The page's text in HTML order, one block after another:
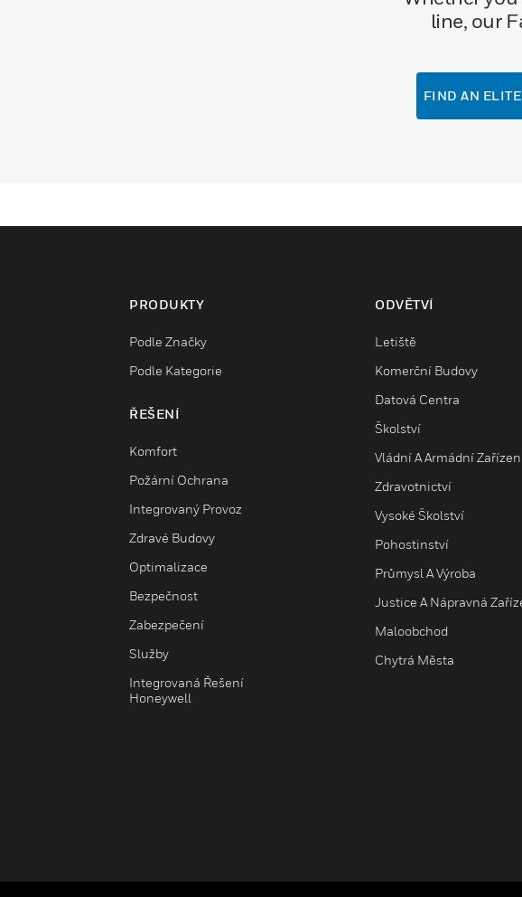
line, our
FIND AN
PRODUKTY
Podle Značky
Podle Kategorie
ŘEŠENÍ
Komfort
Požární Ochrana
Integrovaný Provoz
Zdravé Budovy
Optimalizace
Bezpečnost
Zabezpečení
Služby
Integrovaná Řešení
Honeywell
ODVĚTVÍ
Letiště
Komerční Budovy
Datová Centra
Školství
Vládní A Armádní
Zdravotnictví
Vysoké Školství
Pohostinství
Průmysl A Výroba
Justice A Nápravná
Maloobchod
Chytrá Města